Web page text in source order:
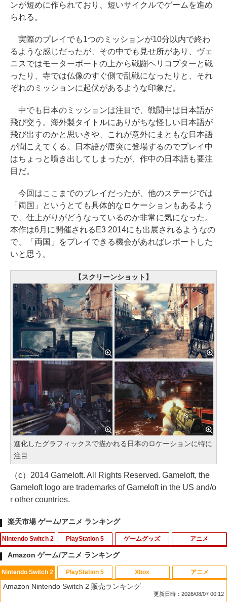
ンが短めに作られており、短いサイクルでゲームを進め
られる。
実際のプレイでも1つのミッションが10分以内で終わ
るような感じだったが、その中でも見せ所があり、ヴェ
ニスではモーターボートの上から戦闘ヘリコプターと戦
ったり、寺では仏像のすぐ側で乱戦になったりと、それ
ぞれのミッションに起伏があるような印象だ。
中でも日本のミッションは注目で、戦闘中は日本語が
飛び交う。海外製タイトルにありがちな怪しい日本語が
飛び出すのかと思いきや、これが意外にまともな日本語
が聞こえてくる。日本語が唐突に登場するのでプレイ中
はちょっと噴き出してしまったが、作中の日本語も要注
目だ。
今回はここまでのプレイだったが、他のステージでは
「両国」というとても具体的なロケーションもあるよう
で、仕上がりがどうなっているのか非常に気になった。
本作は6月に開催されるE3 2014にも出展されるようなの
で、「両国」をプレイできる機会があればレポートした
いと思う。
【スクリーンショット】
進化したグラフィックスで描かれる日本のロケーションに特に
注目
（c）2014 Gameloft. All Rights Reserved. Gameloft, the
Gameloft logo are trademarks of Gameloft in the US and/o
r other countries.
楽天市場 ゲーム/アニメ ランキング
Nintendo Switch 2
1
PlayVital 新型Switch2対応 親指グリッ
プキャップ 4個セット ジョイコン対応シ
リコン素材 快適フィット スイッチ2対応
PlayStation 5 ゲームグッズ
1
【中古】四女神オンライン CYBER DIM
ENSION NEPTUNE - PS4
アニメ
1
「お隣の天使様にいつの間にか駄目人間
にされていた件2」Vol.3【Blu-ray】 [ 佐
Amazon ゲーム/アニメ ランキング
Nintendo Switch 2
Amazon Nintendo Switch 2 販売ランキング
更新日時：2026/08/07 00:12
PlayStation 5 Xbox アニメ